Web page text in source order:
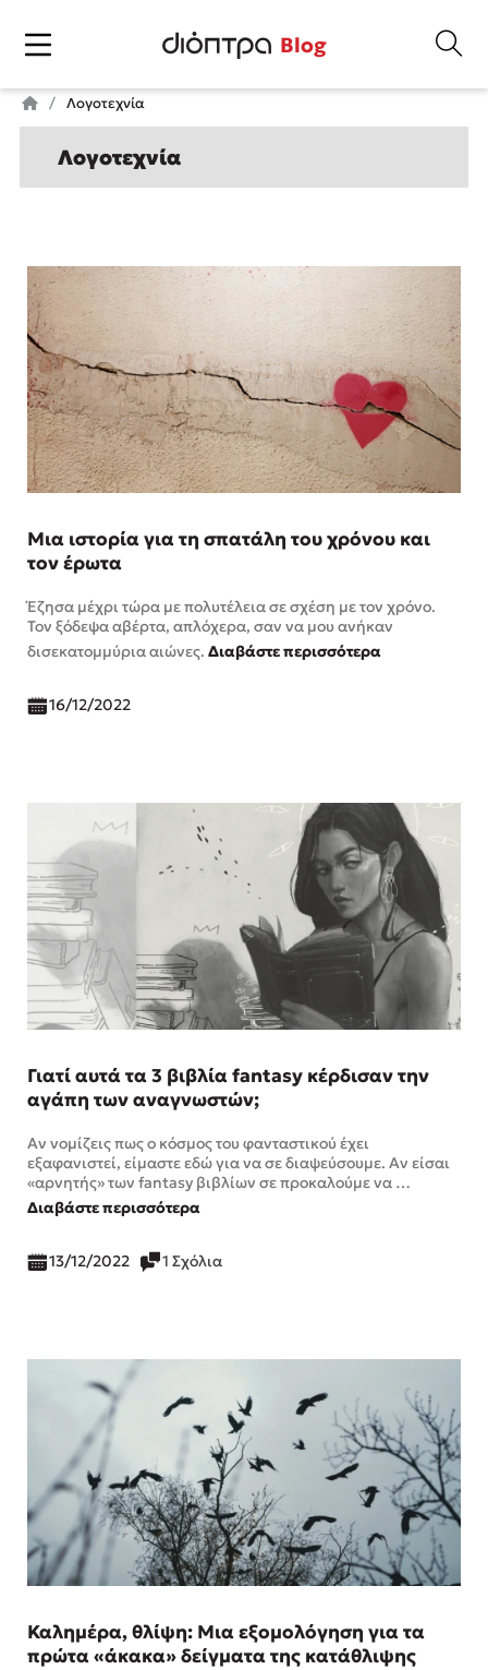
Blog
Λογοτεχνία
Λογοτεχνία
Μια ιστορία για τη σπατάλη του χρόνου και
τον έρωτα
Έζησα μέχρι τώρα με πολυτέλεια σε σχέση με τον χρόνο.
Τον ξόδεψα αβέρτα, απλόχερα, σαν να μου ανήκαν
δισεκατομμύρια αιώνες. Διαβάστε περισσότερα
16/12/2022
Γιατί αυτά τα 3 βιβλία fantasy κέρδισαν την
αγάπη των αναγνωστών;
Αν νομίζεις πως ο κόσμος του φανταστικού έχει
εξαφανιστεί, είμαστε εδώ για να σε διαψεύσουμε. Αν είσαι
«αρνητής» των fantasy βιβλίων σε προκαλούμε να …
Διαβάστε περισσότερα
13/12/2022 1 Σχόλια
Καλημέρα, θλίψη: Μια εξομολόγηση για τα
πρώτα «άκακα» δείγματα της κατάθλιψης